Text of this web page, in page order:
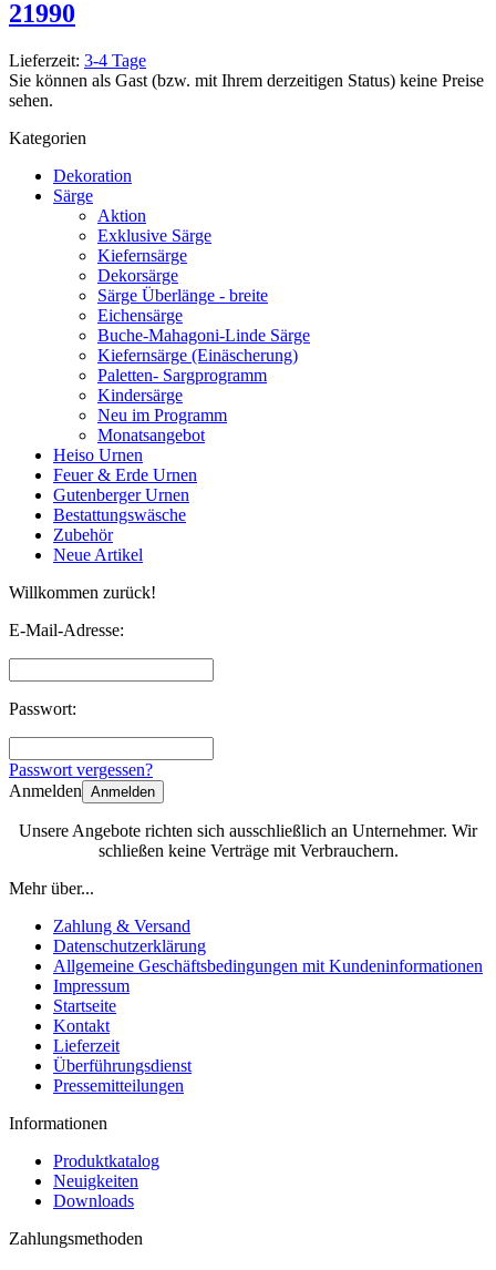
21990
Lieferzeit: 3-4 Tage
Sie können als Gast (bzw. mit Ihrem derzeitigen Status) keine Preise
sehen.
Kategorien
Dekoration
Särge
Aktion
Exklusive Särge
Kiefernsärge
Dekorsärge
Särge Überlänge - breite
Eichensärge
Buche-Mahagoni-Linde Särge
Kiefernsärge (Einäscherung)
Paletten- Sargprogramm
Kindersärge
Neu im Programm
Monatsangebot
Heiso Urnen
Feuer & Erde Urnen
Gutenberger Urnen
Bestattungswäsche
Zubehör
Neue Artikel
Willkommen zurück!
E-Mail-Adresse:
Passwort:
Passwort vergessen?
Anmelden Anmelden
Unsere Angebote richten sich ausschließlich an Unternehmer. Wir
schließen keine Verträge mit Verbrauchern.
Mehr über...
Zahlung & Versand
Datenschutzerklärung
Allgemeine Geschäftsbedingungen mit Kundeninformationen
Impressum
Startseite
Kontakt
Lieferzeit
Überführungsdienst
Pressemitteilungen
Informationen
Produktkatalog
Neuigkeiten
Downloads
Zahlungsmethoden